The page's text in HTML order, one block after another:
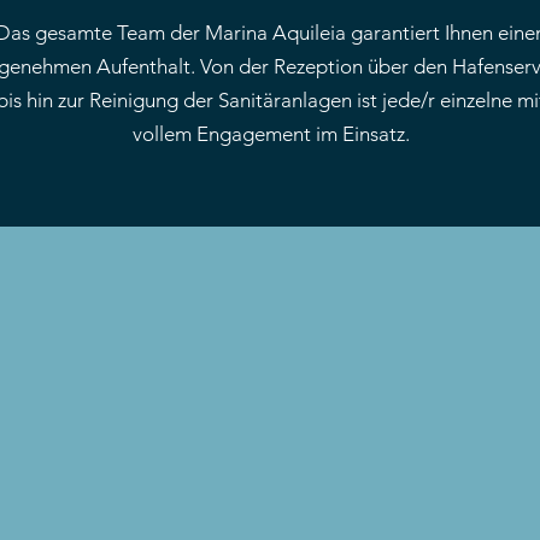
gesamte Team der Marina Aquileia garantiert Ihnen
Aufenthalt. Von der Rezeption über den
hin zur Reinigung der Sanitäranlagen ist jede/r einzelne
vollem Engagement im Einsatz.